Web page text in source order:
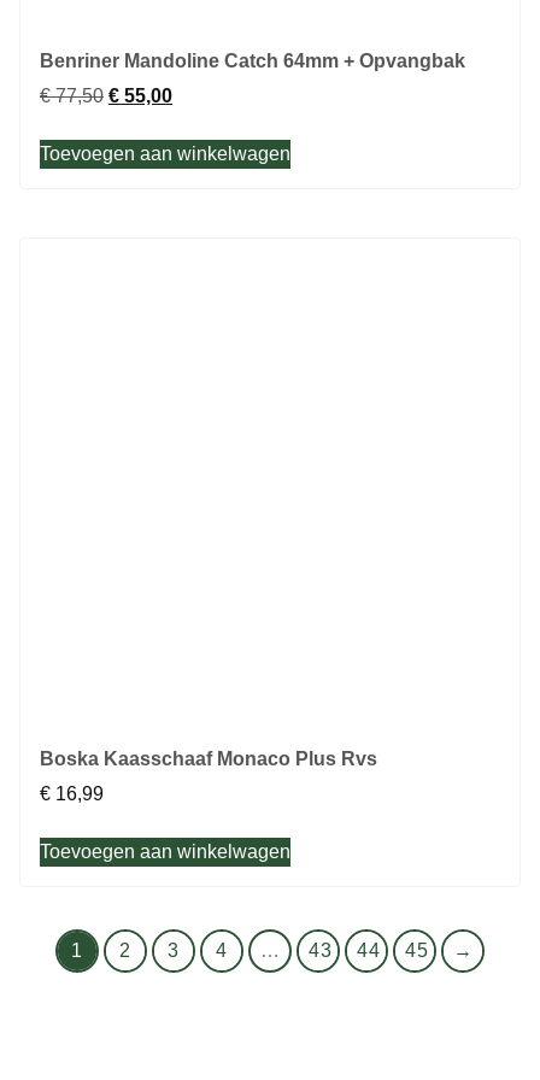
Benriner Mandoline Catch 64mm + Opvangbak
€77,50 € 55,00
Toevoegen aan winkelwagen
Boska Kaasschaaf Monaco Plus Rvs
€ 16,99
Toevoegen aan winkelwagen
1 2 3 4 … 43 44 45 →